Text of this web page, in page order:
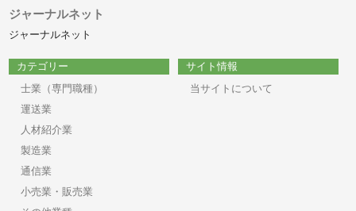
ジャーナルネット
ジャーナルネット
カテゴリー
士業（専門職種）
運送業
人材紹介業
製造業
通信業
小売業・販売業
サイト情報
当サイトについて